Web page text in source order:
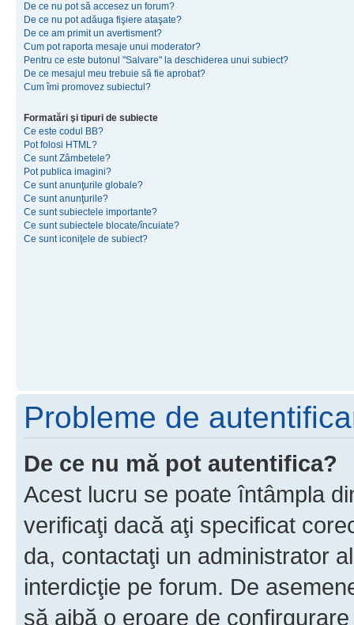
De ce nu pot să accesez un forum?
De ce nu pot adăuga fişiere ataşate?
De ce am primit un avertisment?
Cum pot raporta mesaje unui moderator?
Pentru ce este butonul "Salvare" la deschiderea unui subiect?
De ce mesajul meu trebuie să fie aprobat?
Cum îmi promovez subiectul?
Formatări şi tipuri de subiecte
Ce este codul BB?
Pot folosi HTML?
Ce sunt Zâmbetele?
Pot publica imagini?
Ce sunt anunţurile globale?
Ce sunt anunţurile?
Ce sunt subiectele importante?
Ce sunt subiectele blocate/încuiate?
Ce sunt iconiţele de subiect?
Probleme de
De ce nu mă pot autentifica?
Acest lucru se poate întâmpla
verificaţi dacă aţi specificat
da, contactaţi un administrator
interdicţie pe forum. De
să aibă o eroare de